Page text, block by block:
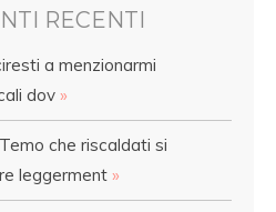
RECENTI
a menzionarmi
dov »
che riscaldati si
leggerment »